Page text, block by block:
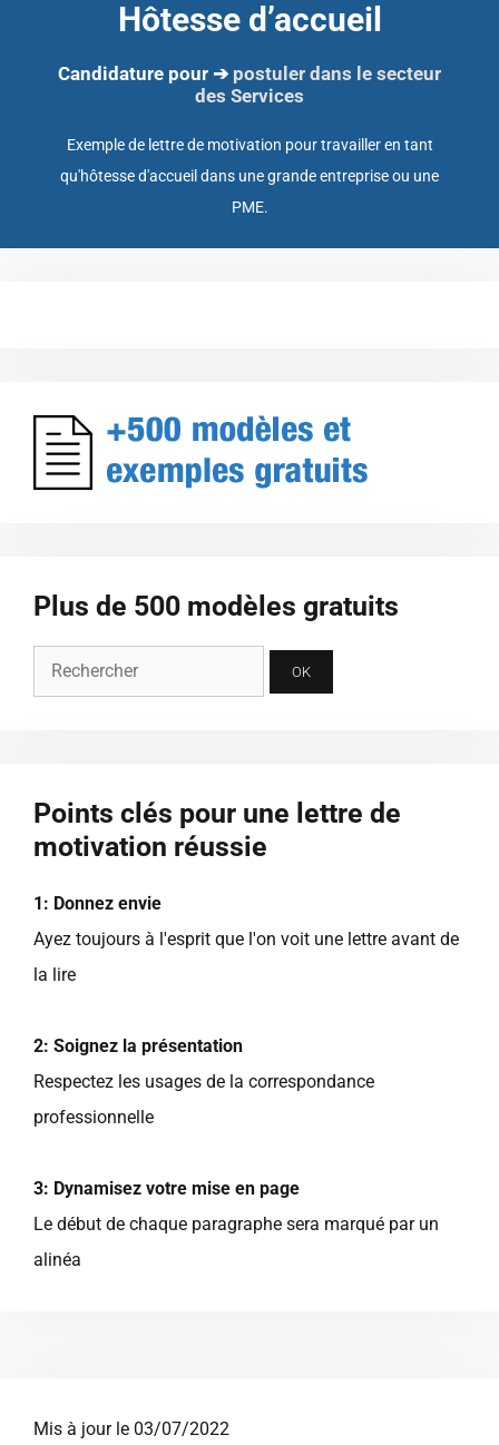
Hôtesse d’accueil
Candidature pour ➔ postuler dans le secteur
des Services
Exemple de lettre de motivation pour travailler en tant
qu'hôtesse d'accueil dans une grande entreprise ou une
PME.
Mis à jour le 03/07/2022
Plus de 500 modèles gratuits
Points clés pour une lettre de
motivation réussie
1: Donnez envie
Ayez toujours à l'esprit que l'on voit une lettre avant de
la lire
2: Soignez la présentation
Respectez les usages de la correspondance
professionnelle
3: Dynamisez votre mise en page
Le début de chaque paragraphe sera marqué par un
alinéa